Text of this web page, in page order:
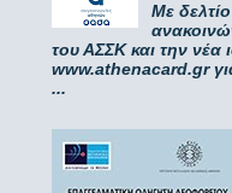
Με
του ΑΣΣΚ και την νέα
www.athenacard.gr
...